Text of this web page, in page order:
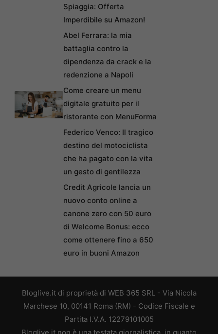
Spiaggia: Offerta
Imperdibile su Amazon!
Abel Ferrara: la mia
battaglia contro la
dipendenza da crack e la
redenzione a Napoli
Come creare un menu
digitale gratuito per il
ristorante con MenuForma
Federico Venco: Il tragico
destino del motociclista
che ha pagato con la vita
un gesto di gentilezza
Credit Agricole lancia un
nuovo conto online a
canone zero con 50 euro
di Welcome Bonus: ecco
come ottenere fino a 650
euro in buoni Amazon
Bloglive.it di proprietà di WEB 365 SRL - Via Nicola
Marchese 10, 00141 Roma (RM) - Codice Fiscale e
Partita I.V.A. 12279101005